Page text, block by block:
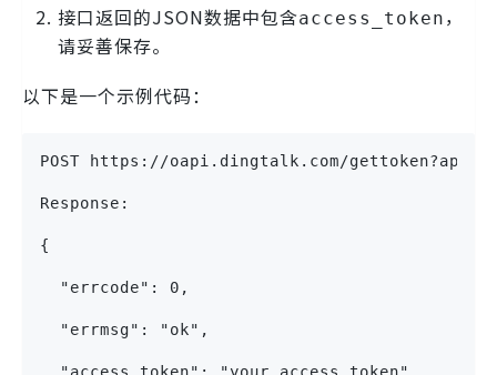
接口返回的JSON数据中包含access_token ，
请妥善保存。
以下是一个示例代码：
POST https://oapi.dingtalk.com/
Response:
{
  "errcode": 0,
  "errmsg": "ok",